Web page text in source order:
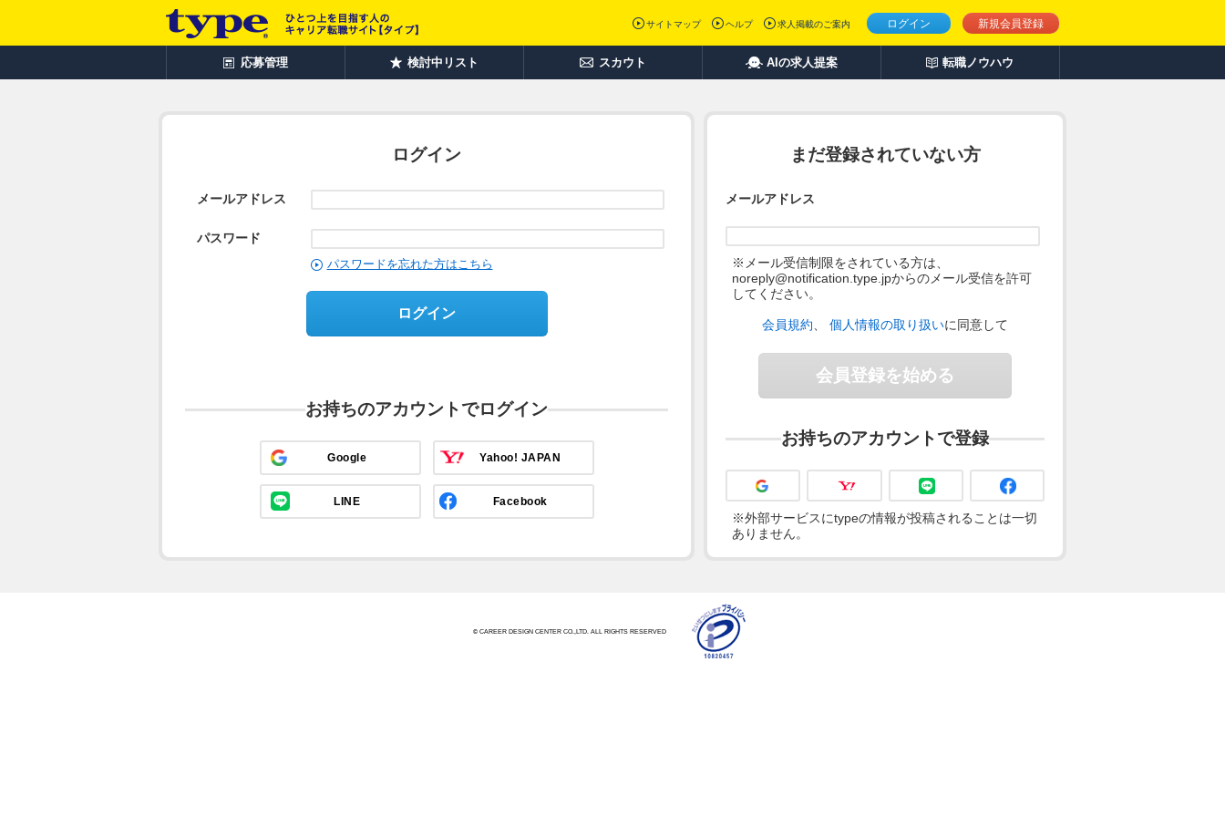
ログイン 新規会員登録
サイトマップ ヘルプ 求人掲載のご案内
応募管理 検討中リスト スカウト AIの求人提案 転職ノウハウ
ログイン
メールアドレス
パスワード
パスワードを忘れた方はこちら
ログイン
お持ちのアカウントでログイン
Google Yahoo! JAPAN
LINE Facebook
まだ登録されていない方
メールアドレス
※メール受信制限をされている方は、
noreply@notification.type.jpからのメール受信を許可
してください。
会員規約 個人情報の取り扱いに同意して
会員登録を始める
お持ちのアカウントで登録
※外部サービスにtypeの情報が投稿されることは一切
ありません。
© CAREER DESIGN CENTER CO.,LTD. ALL RIGHTS RESERVED